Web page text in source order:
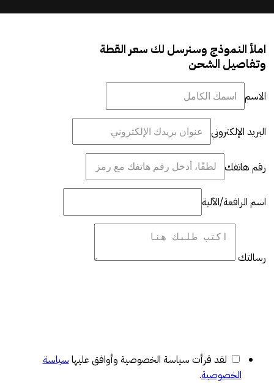
املأ النموذج وسنرسل لك سعر القطة
وتفاصيل الشحن
الاسم
البريد الإلكتروني
رقم هاتفك
اسم الرافعة/الآلية
رسالتك
لقد قرأت سياسة الخصوصية وأوافق عليها سياسة
الخصوصية.